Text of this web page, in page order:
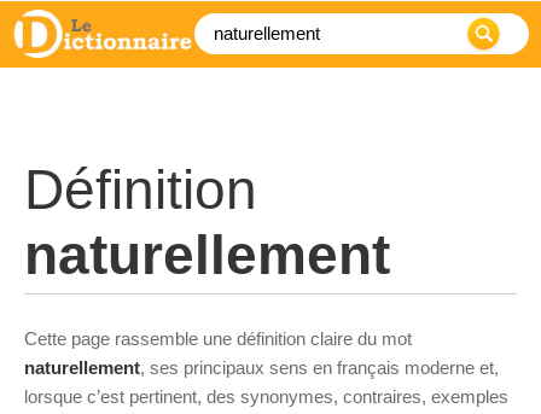
Définition
naturellement
Cette page rassemble une définition claire du mot
naturellement, ses principaux sens en français moderne et,
lorsque c’est pertinent, des synonymes, contraires, exemples